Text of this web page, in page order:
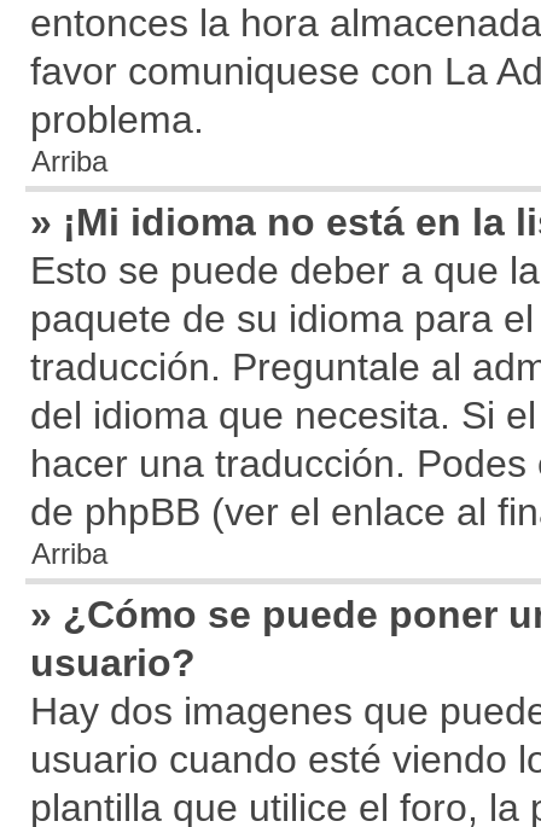
entonces la hora
favor comuniquese con La
problema.
Arriba
» ¡Mi idioma no está en la
Esto se puede deber a que
paquete de su idioma para
traducción. Preguntale al
del idioma que necesita. Si
hacer una traducción.
de phpBB (ver el enlace al
Arriba
» ¿Cómo se puede poner
usuario?
Hay dos imagenes que
usuario cuando esté viendo
plantilla que utilice el foro, la